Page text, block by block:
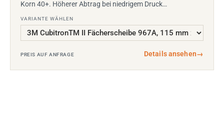
Korn 40+. Höherer Abtrag bei niedrigem Druck…
VARIANTE WÄHLEN
PREIS AUF ANFRAGE Details ansehen→